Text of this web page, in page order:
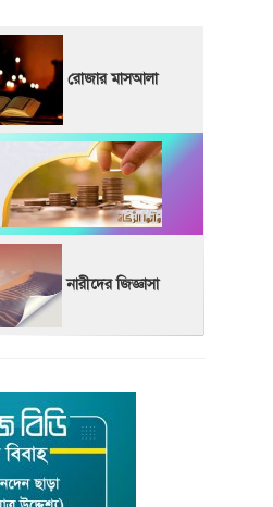
রোজার মাসআলা
নারীদের জিজ্ঞাসা